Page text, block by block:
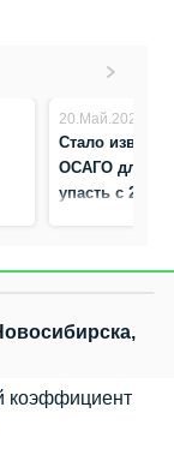
20.Май.2026
Стало
ОСАГО для
упасть с 2,48
коэффициент